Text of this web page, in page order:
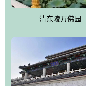
式园林。
万佛园工程一期占地
用全仿古式建筑，寻求
区建设中寻求陵园建设
的地形优势，打造现代
合服务设施，服务于陵
清东陵万佛园